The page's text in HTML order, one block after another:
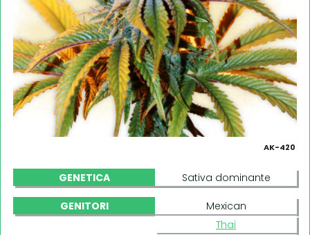
AK-420
GENETICA Sativa dominante
GENITORI
Mexican
Thai